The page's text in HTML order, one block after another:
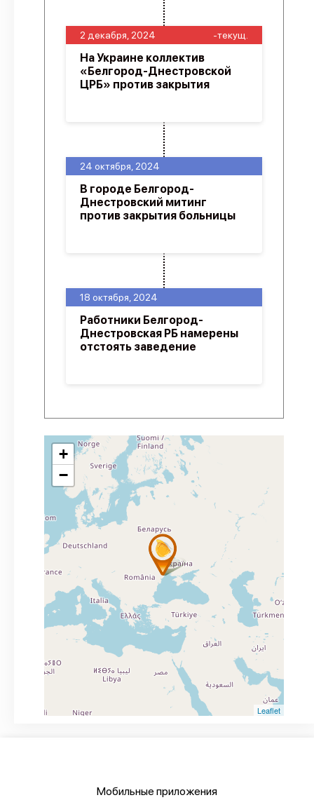
18 октября, 2024
Работники Белгород-
Днестровская РБ намерены
отстоять заведение
24 октября, 2024
В городе Белгород-
Днестровский митинг
против закрытия больницы
2 декабря, 2024 -текущ.
На Украине коллектив
«Белгород-Днестровской
ЦРБ» против закрытия
+
−
Leaflet
Мобильные приложения